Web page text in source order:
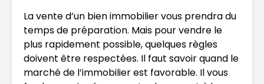
La vente d’un bien immobilier vous prendra du
temps de préparation. Mais pour vendre le
plus rapidement possible, quelques règles
doivent être respectées. Il faut savoir quand le
marché de l’immobilier est favorable. Il vous